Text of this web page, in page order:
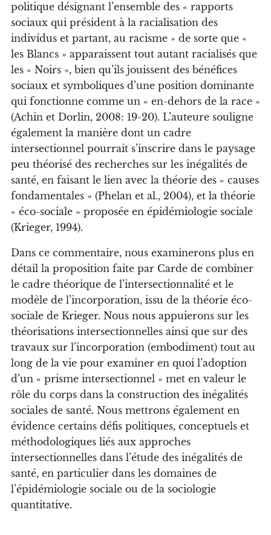
politique désignant l’ensemble des « rapports
sociaux qui président à la racialisation des
individus et partant, au racisme » de sorte que «
les Blancs » apparaissent tout autant racialisés que
les « Noirs », bien qu’ils jouissent des bénéfices
sociaux et symboliques d’une position dominante
qui fonctionne comme un « en-dehors de la race »
(Achin et Dorlin, 2008: 19-20). L’auteure souligne
également la manière dont un cadre
intersectionnel pourrait s’inscrire dans le paysage
peu théorisé des recherches sur les inégalités de
santé, en faisant le lien avec la théorie des « causes
fondamentales » (Phelan et al., 2004), et la théorie
« éco-sociale » proposée en épidémiologie sociale
(Krieger, 1994).
Dans ce commentaire, nous examinerons plus en
détail la proposition faite par Carde de combiner
le cadre théorique de l’intersectionnalité et le
modèle de l’incorporation, issu de la théorie éco-
sociale de Krieger. Nous nous appuierons sur les
théorisations intersectionnelles ainsi que sur des
travaux sur l’incorporation (embodiment) tout au
long de la vie pour examiner en quoi l’adoption
d’un « prisme intersectionnel » met en valeur le
rôle du corps dans la construction des inégalités
sociales de santé. Nous mettrons également en
évidence certains défis politiques, conceptuels et
méthodologiques liés aux approches
intersectionnelles dans l’étude des inégalités de
santé, en particulier dans les domaines de
l’épidémiologie sociale ou de la sociologie
quantitative.